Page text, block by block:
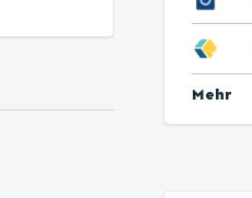
Mehr